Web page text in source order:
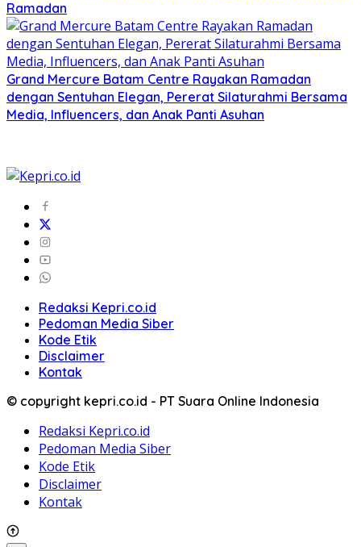
Ramadan
Grand Mercure Batam Centre Rayakan Ramadan
dengan Sentuhan Elegan, Pererat Silaturahmi Bersama
Media, Influencers, dan Anak Panti Asuhan
Redaksi Kepri.co.id
Pedoman Media Siber
Kode Etik
Disclaimer
Kontak
© copyright kepri.co.id - PT Suara Online Indonesia
Redaksi Kepri.co.id
Pedoman Media Siber
Kode Etik
Disclaimer
Kontak